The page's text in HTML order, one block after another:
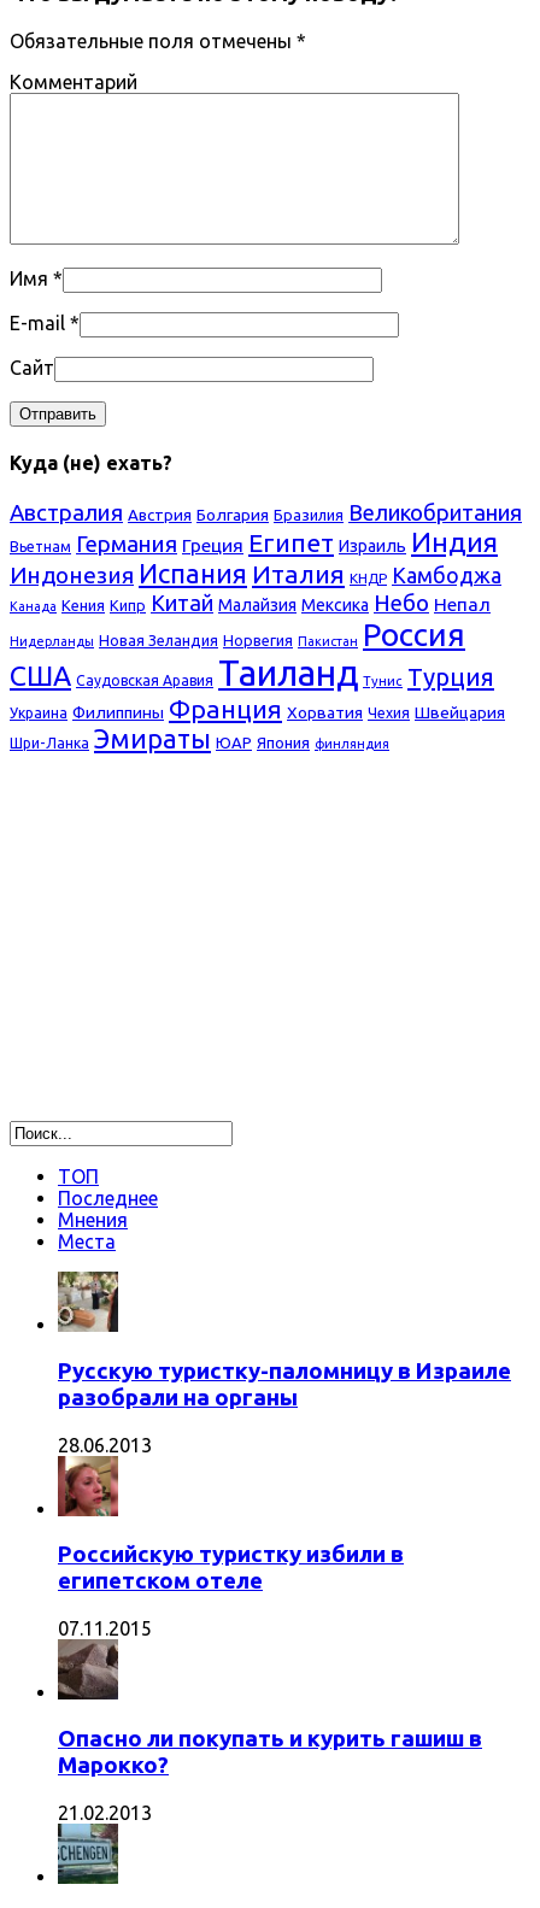
Обязательные поля отмечены *
Комментарий
Имя *
E-mail *
Сайт
Куда (не) ехать?
Австралия Австрия Болгария Бразилия Великобритания
Вьетнам Германия Греция Египет Израиль Индия
Индонезия Испания Италия КНДР Камбоджа
Канада Кения Кипр Китай Малайзия Мексика Небо Непал
Нидерланды Новая Зеландия Норвегия Пакистан Россия
США Саудовская Аравия Таиланд Тунис Турция
Украина Филиппины Франция Хорватия Чехия Швейцария
Шри-Ланка Эмираты ЮАР Япония финляндия
ТОП
Последнее
Мнения
Места
Русскую туристку-паломницу в Израиле
разобрали на органы
28.06.2013
Российскую туристку избили в
египетском отеле
07.11.2015
Опасно ли покупать и курить гашиш в
Марокко?
21.02.2013